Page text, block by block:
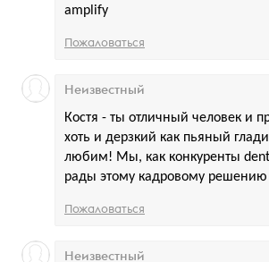
amplify
Пожаловаться
Костя - ты отличный человек и
хоть и дерзкий как пьяный
любим! Мы, как конкуренты
рады этому кадровому решению
Неизвестный
Пожаловаться
Неизвестный